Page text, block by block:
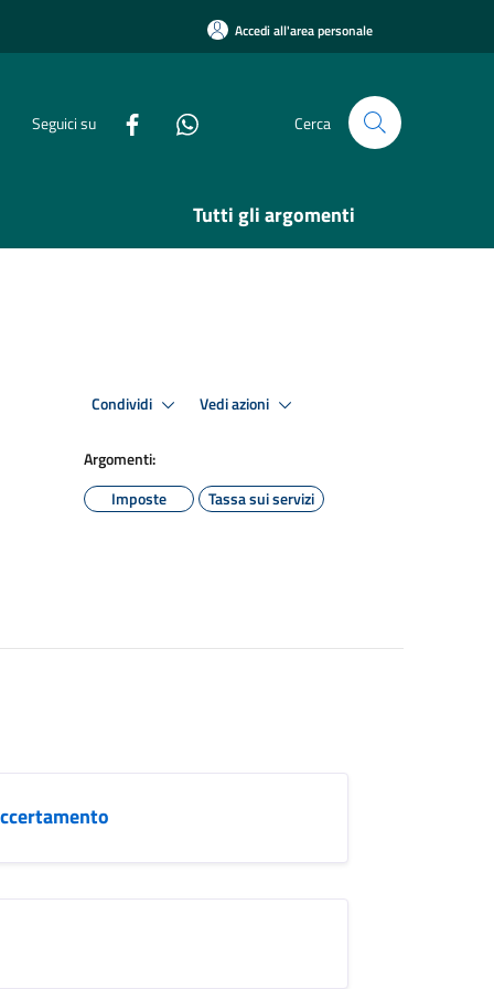
Accedi all'area personale
Seguici su Cerca
Tutti gli argomenti
Condividi Vedi azioni
Argomenti:
Imposte
Tassa sui servizi